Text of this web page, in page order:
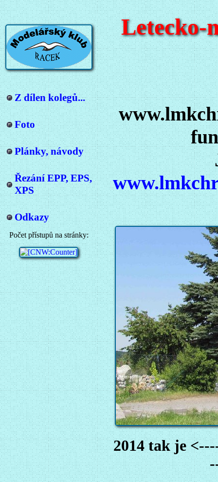
Z dílen kolegů...
Foto
Plánky, návody
Řezání EPP, EPS,
XPS
Odkazy
Počet přístupů na stránky:
Letecko-
2014 tak je